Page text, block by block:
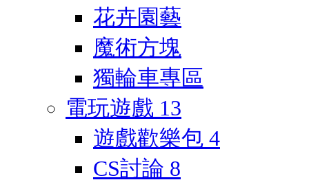
花卉園藝
魔術方塊
獨輪車專區
電玩遊戲 13
遊戲歡樂包 4
CS討論 8